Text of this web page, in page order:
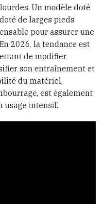
Un modèle doté
de larges pieds
pour assurer une
2026, la tendance est
de modifier
son entraînement et
du matériel,
est également
usage intensif.